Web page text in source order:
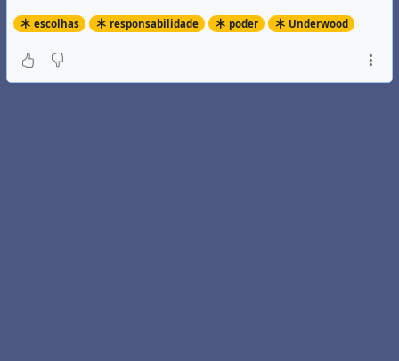
escolhas responsabilidade poder Underwood